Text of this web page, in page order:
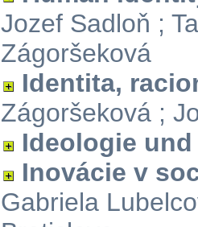
Jozef Sadloň ;
Zágoršeková
Identita,
Zágoršeková ;
Ideologie
Inovácie v
Gabriela